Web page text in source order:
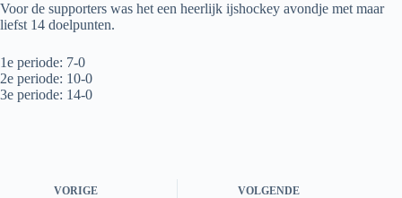
Voor de supporters was het een heerlijk ijshockey avondje met maar
liefst 14 doelpunten.
1e periode: 7-0
2e periode: 10-0
3e periode: 14-0
VORIGE VOLGENDE